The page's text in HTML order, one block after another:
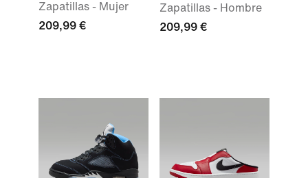
Zapatillas - Mujer
209,99 €
Zapatillas - Hombre
209,99 €